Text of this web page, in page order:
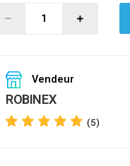
Vendeur
ROBINEX
(5)